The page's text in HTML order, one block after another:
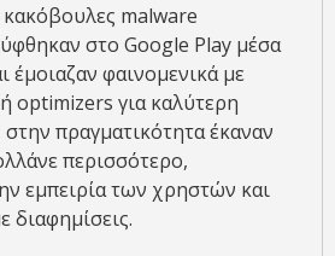
κακόβουλες malware
στο Google Play μέσα
φαινομενικά με
optimizers για καλύτερη
πραγματικότητα έκαναν
περισσότερο,
εμπειρία των χρηστών και
διαφημίσεις.